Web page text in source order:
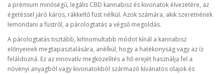
a prémium minőségű, legális CBD kannabisz és kivonatok élvezetére, az
égetéssel járó káros, rákkeltő füst nélkül. Azok számára, akik szeretnének
lemondani a füstről, a párologtatás a végső megoldás.
A párologtatás tisztább, kifinomultabb módot kínál a kannabisz
előnyeinek megtapasztalására, anélkül, hogy a hatékonyság vagy az íz
feláldozná. Ez az innovatív megközelítés a hő erejét használja fel a
növényi anyagból vagy kivonatokból származó kívánatos olajok és